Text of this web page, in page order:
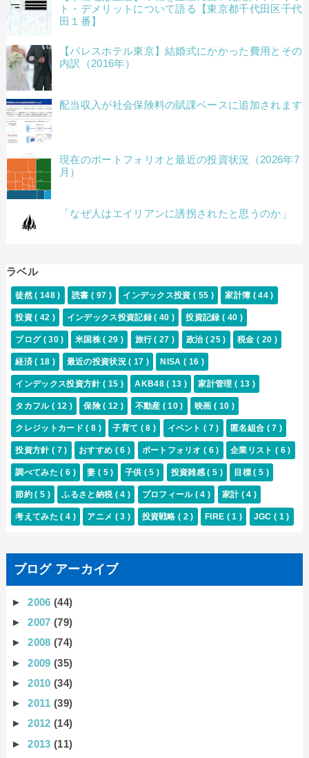
ト・デメリットについて語る【東京都千代田区千代
田１番】
【パレスホテル東京】結婚式にかかった費用とその
内訳（2016年）
配当収入が社会保険料の賦課ベースに追加されます
現在のポートフォリオと最近の投資状況（2026年7
月）
「なぜ人はエイリアンに誘拐されたと思うのか」
ラベル
徒然( 148 ) 読書 ( 97 ) インデックス投資( 55 ) 家計簿 ( 44 )
投資( 42 ) インデックス投資記録( 40 ) 投資記録( 40 )
ブログ ( 30 ) 米国株( 29 ) 旅行( 27 ) 政治 ( 25 ) 税金 ( 20 )
経済( 18 ) 最近の投資状況( 17 ) NISA( 16 )
インデックス投資方針 ( 15 ) AKB48( 13 ) 家計管理( 13 )
タカフル( 12 ) 保険( 12 ) 不動産 ( 10 ) 映画( 10 )
クレジットカード( 8 ) 子育て ( 8 ) イベント( 7 ) 匿名組合 ( 7 )
投資方針( 7 ) おすすめ ( 6 ) ポートフォリオ( 6 ) 企業リスト ( 6 )
調べてみた( 6 ) 妻 ( 5 ) 子供 ( 5 ) 投資雑感( 5 ) 目標( 5 )
節約( 5 ) ふるさと納税 ( 4 ) プロフィール ( 4 ) 家計 ( 4 )
考えてみた( 4 ) アニメ ( 3 ) 投資戦略( 2 ) FIRE ( 1 ) JGC ( 1 )
ブログ アーカイブ
►2006(44)
►2007(79)
►2008(74)
►2009(35)
►2010(34)
►2011(39)
►2012(14)
►2013(11)